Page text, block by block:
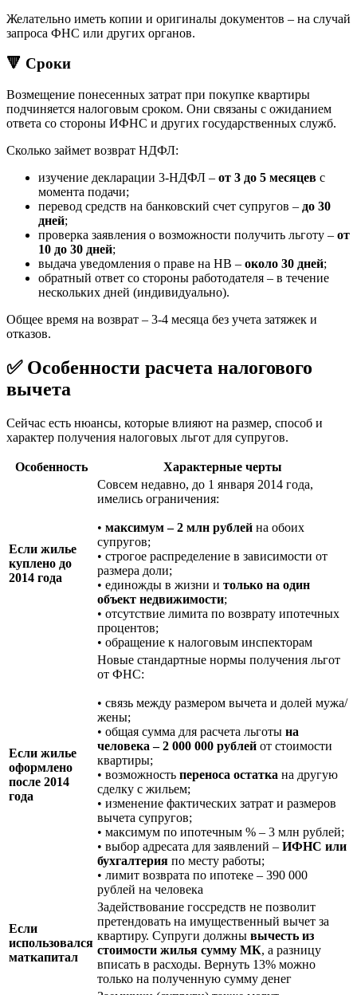
Желательно иметь копии и оригиналы документов – на случай
запроса ФНС или других органов.
🔻 Сроки
Возмещение понесенных затрат при покупке квартиры
подчиняется налоговым сроком. Они связаны с ожиданием
ответа со стороны ИФНС и других государственных служб.
Сколько займет возврат НДФЛ:
изучение декларации 3-НДФЛ – от 3 до 5 месяцев с
момента подачи;
перевод средств на банковский счет супругов – до 30
дней;
проверка заявления о возможности получить льготу – от
10 до 30 дней;
выдача уведомления о праве на НВ – около 30 дней;
обратный ответ со стороны работодателя – в течение
нескольких дней (индивидуально).
Общее время на возврат – 3-4 месяца без учета затяжек и
отказов.
✅ Особенности расчета налогового
вычета
Сейчас есть нюансы, которые влияют на размер, способ и
характер получения налоговых льгот для супругов.
Особенность Характерные черты
Если жилье
куплено до
2014 года
Совсем недавно, до 1 января 2014 года,
имелись ограничения:
• максимум – 2 млн рублей на обоих
супругов;
• строгое распределение в зависимости от
размера доли;
• единожды в жизни и только на один
объект недвижимости;
• отсутствие лимита по возврату ипотечных
процентов;
• обращение к налоговым инспекторам
Если жилье
оформлено
после 2014
года
Новые стандартные нормы получения льгот
от ФНС:
• связь между размером вычета и долей мужа/
жены;
• общая сумма для расчета льготы на
человека – 2 000 000 рублей от стоимости
квартиры;
• возможность переноса остатка на другую
сделку с жильем;
• изменение фактических затрат и размеров
вычета супругов;
• максимум по ипотечным % – 3 млн рублей;
• выбор адресата для заявлений – ИФНС или
бухгалтерия по месту работы;
• лимит возврата по ипотеке – 390 000
рублей на человека
Если
использовался
маткапитал
Задействование госсредств не позволит
претендовать на имущественный вычет за
квартиру. Супруги должны вычесть из
стоимости жилья сумму МК, а разницу
вписать в расходы. Вернуть 13% можно
только на полученную сумму денег